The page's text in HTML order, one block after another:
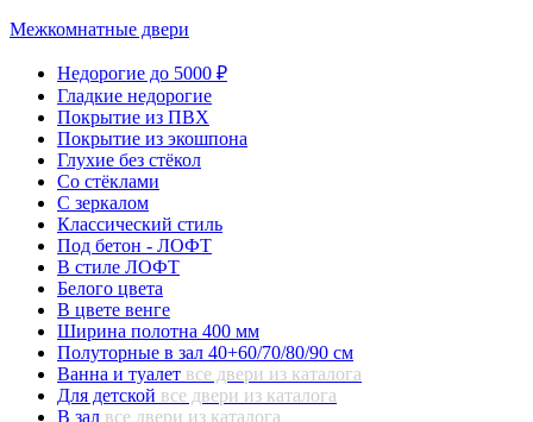
Межкомнатные двери
Недорогие до 5000 ₽
Гладкие недорогие
Покрытие из ПВХ
Покрытие из экошпона
Глухие без стёкол
Со стёклами
С зеркалом
Классический стиль
Под бетон - ЛОФТ
В стиле ЛОФТ
Белого цвета
В цвете венге
Ширина полотна 400 мм
Полуторные в зал 40+60/70/80/90 см
Ванна и туалет все двери из каталога
Для детской все двери из каталога
В зал все двери из каталога